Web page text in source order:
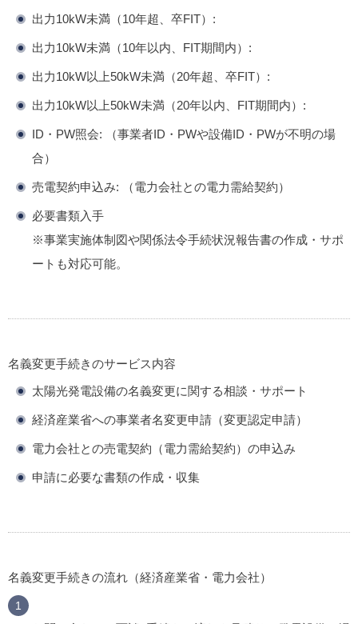
出力10kW未満（10年超、卒FIT）:
出力10kW未満（10年以内、FIT期間内）:
出力10kW以上50kW未満（20年超、卒FIT）:
出力10kW以上50kW未満（20年以内、FIT期間内）:
ID・PW照会: （事業者ID・PWや設備ID・PWが不明の場
合）
売電契約申込み: （電力会社との電力需給契約）
必要書類入手
※事業実施体制図や関係法令手続状況報告書の作成・サポ
ートも対応可能。
名義変更手続きのサービス内容
太陽光発電設備の名義変更に関する相談・サポート
経済産業省への事業者名変更申請（変更認定申請）
電力会社との売電契約（電力需給契約）の申込み
申請に必要な書類の作成・収集
名義変更手続きの流れ（経済産業省・電力会社）